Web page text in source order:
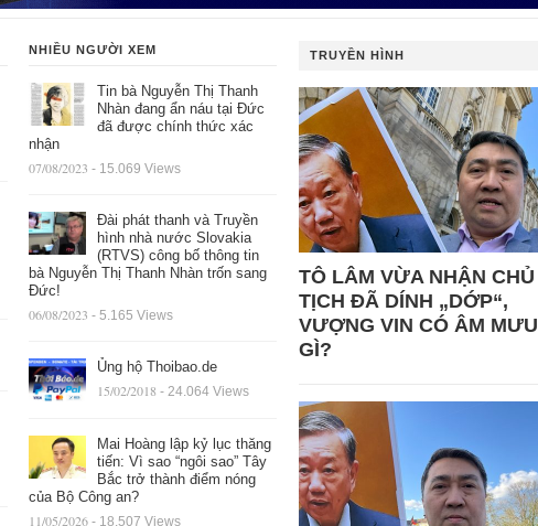
NHIỀU NGƯỜI XEM
Tin bà Nguyễn Thị Thanh
Nhàn đang ẩn náu tại Đức
đã được chính thức xác
nhận
07/08/2023 - 15.069 Views
Đài phát thanh và Truyền
hình nhà nước Slovakia
(RTVS) công bố thông tin
bà Nguyễn Thị Thanh Nhàn trốn sang
Đức!
06/08/2023 - 5.165 Views
Ủng hộ Thoibao.de
15/02/2018 - 24.064 Views
Mai Hoàng lập kỷ lục thăng
tiến: Vì sao “ngôi sao” Tây
Bắc trở thành điểm nóng
của Bộ Công an?
11/05/2026 - 18.507 Views
TRUYỀN HÌNH
TÔ LÂM VỪA NHẬN CHỦ
TỊCH ĐÃ DÍNH „DỚP“,
VƯỢNG VIN CÓ ÂM MƯU
GÌ?